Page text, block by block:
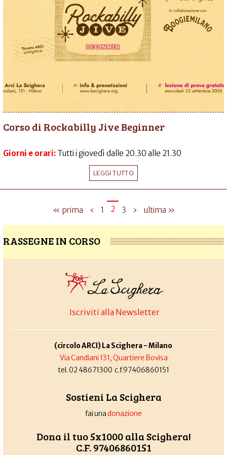
Corso di Rockabilly Jive Beginner
Giorni e orari: Tutti i giovedì dalle 20.30 alle 21.30
LEGGI TUTTO
« prima ‹ 1 2 3 › ultima »
RASSEGNE IN CORSO
Iscriviti alla Newsletter
(circolo ARCI) La Scighera - Milano
Via Candiani 131, Quartiere Bovisa
tel. 02 48671300 c.f.97406860151
Sostieni La Scighera
fai unadonazione
Dona il tuo 5x1000 alla Scighera!
C.F. 97406860151